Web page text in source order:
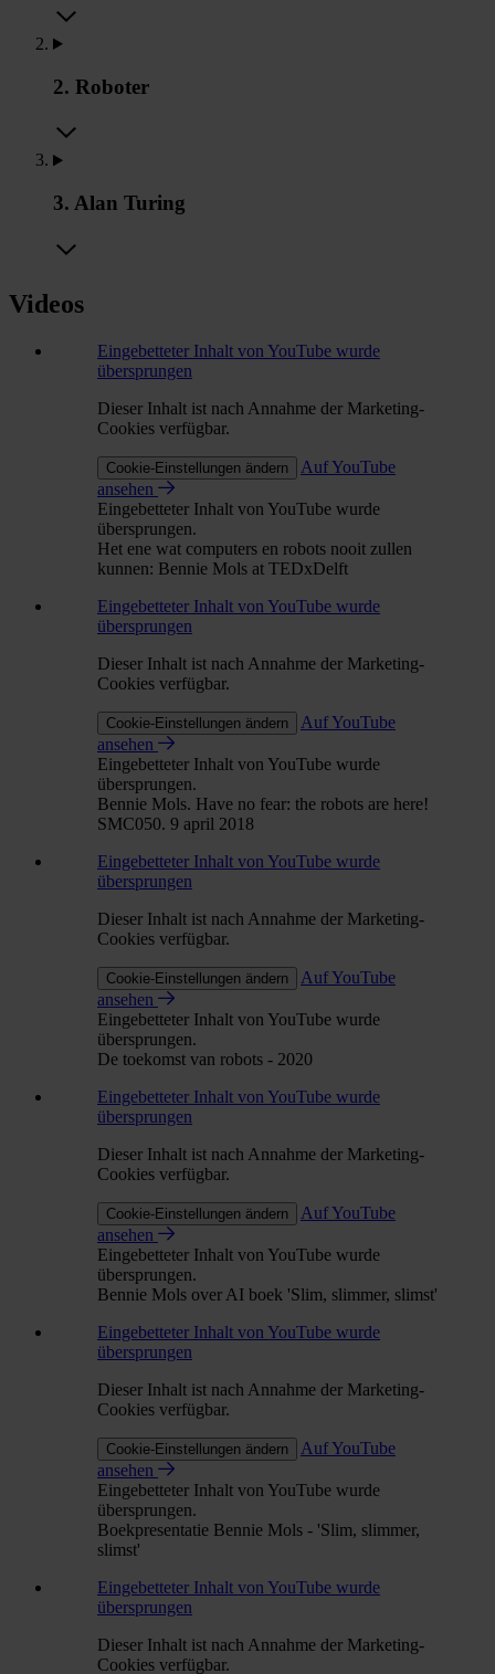
2. Roboter
3. Alan Turing
Videos
Eingebetteter Inhalt von YouTube wurde
übersprungen
Dieser Inhalt ist nach Annahme der Marketing-
Cookies verfügbar.
Cookie-Einstellungen ändern
Auf YouTube
ansehen
Eingebetteter Inhalt von YouTube wurde
übersprungen.
Het ene wat computers en robots nooit zullen
kunnen: Bennie Mols at TEDxDelft
Eingebetteter Inhalt von YouTube wurde
übersprungen
Dieser Inhalt ist nach Annahme der Marketing-
Cookies verfügbar.
Cookie-Einstellungen ändern
Auf YouTube
ansehen
Eingebetteter Inhalt von YouTube wurde
übersprungen.
Bennie Mols. Have no fear: the robots are here!
SMC050. 9 april 2018
Eingebetteter Inhalt von YouTube wurde
übersprungen
Dieser Inhalt ist nach Annahme der Marketing-
Cookies verfügbar.
Cookie-Einstellungen ändern
Auf YouTube
ansehen
Eingebetteter Inhalt von YouTube wurde
übersprungen.
De toekomst van robots - 2020
Eingebetteter Inhalt von YouTube wurde
übersprungen
Dieser Inhalt ist nach Annahme der Marketing-
Cookies verfügbar.
Cookie-Einstellungen ändern
Auf YouTube
ansehen
Eingebetteter Inhalt von YouTube wurde
übersprungen.
Bennie Mols over AI boek 'Slim, slimmer, slimst'
Eingebetteter Inhalt von YouTube wurde
übersprungen
Dieser Inhalt ist nach Annahme der Marketing-
Cookies verfügbar.
Cookie-Einstellungen ändern
Auf YouTube
ansehen
Eingebetteter Inhalt von YouTube wurde
übersprungen.
Boekpresentatie Bennie Mols - 'Slim, slimmer,
slimst'
Eingebetteter Inhalt von YouTube wurde
übersprungen
Dieser Inhalt ist nach Annahme der Marketing-
Cookies verfügbar.